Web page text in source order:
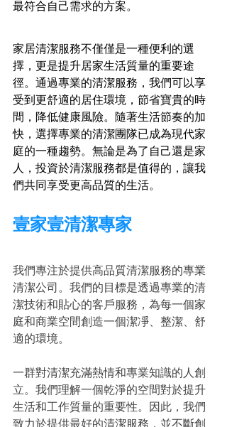
最符合自己需求的方案。
家居清潔服務不僅僅是一種便利的選
擇，更是提升居家生活質量的重要途
徑。通過專業的清潔服務，我們可以享
受到更舒適的居住環境，節省寶貴的時
間，降低健康風險。隨著生活節奏的加
快，選擇專業的清潔團隊已成為現代家
庭的一種趨勢。無論是為了自己還是家
人，投資於清潔服務都是值得的，讓我
們共同享受更高品質的生活。
壹家壹清潔專家
我們專注於提供高品質清潔服務的專業
清潔公司。我們的目標是透過專業的清
潔技術和貼心的客戶服務，為每一個家
庭和商業空間創造一個潔凈、整潔、舒
適的環境。
一群對清潔充滿熱情和專業知識的人創
立。我們理解一個乾淨的空間對於提升
生活和工作質量的重要性。因此，我們
致力於提供最好的清潔服務，並不斷創